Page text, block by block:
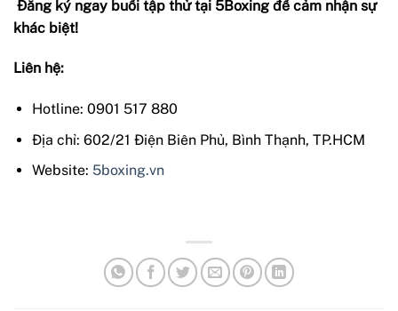
Đăng ký ngay buổi tập thử tại 5Boxing để cảm nhận sự
khác biệt!
Liên hệ:
Hotline: 0901 517 880
Địa chỉ: 602/21 Điện Biên Phủ, Bình Thạnh, TP.HCM
Website: 5boxing.vn